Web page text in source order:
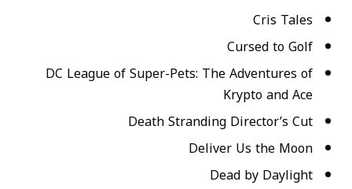
Cris Tales
Cursed to Golf
DC League of Super-Pets: The Adventures of
Krypto and Ace
Death Stranding Director’s Cut
Deliver Us the Moon
Dead by Daylight